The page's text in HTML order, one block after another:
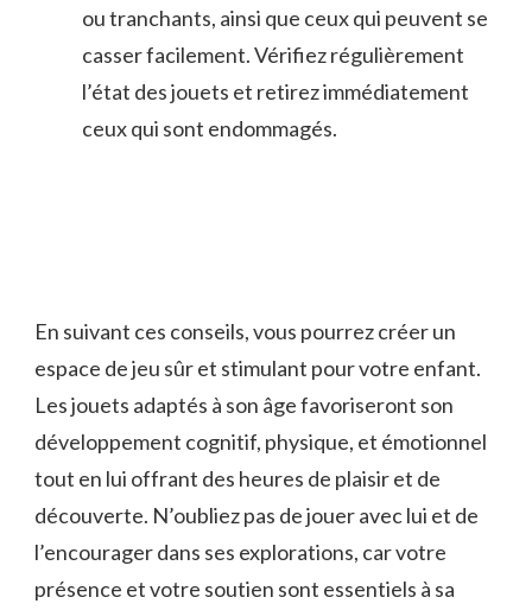
ou tranchants,⁢ ainsi que ceux ​qui ‍peuvent se
casser facilement. Vérifiez​ régulièrement
l’état des jouets et retirez⁣ immédiatement
‌ceux ⁣qui sont endommagés.
En suivant ces conseils, vous​ pourrez créer un
espace de jeu sûr et ‍stimulant pour votre enfant.
Les jouets adaptés à⁢ son âge favoriseront son⁣
développement⁤ cognitif, physique, et émotionnel
tout en lui offrant des‌ heures de ‌plaisir et de
découverte. N’oubliez pas de jouer avec lui‍ et ⁣de
⁣l’encourager dans ses​ explorations, car votre
‌présence et votre⁣ soutien sont⁢ essentiels à sa​